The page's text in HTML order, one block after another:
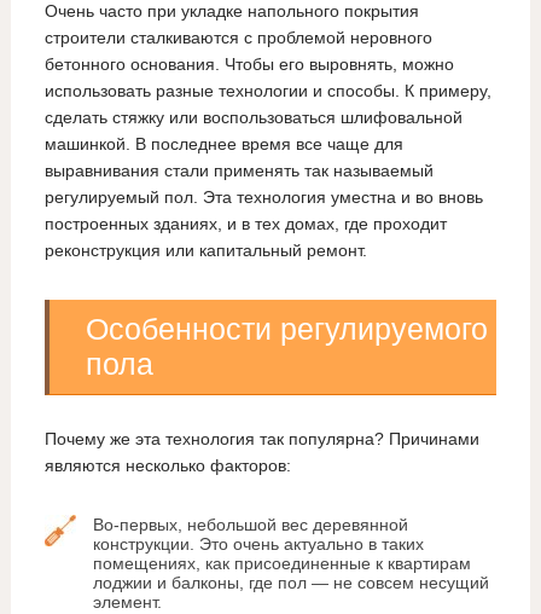
Очень часто при укладке напольного покрытия
строители сталкиваются с проблемой неровного
бетонного основания. Чтобы его выровнять, можно
использовать разные технологии и способы. К примеру,
сделать стяжку или воспользоваться шлифовальной
машинкой. В последнее время все чаще для
выравнивания стали применять так называемый
регулируемый пол. Эта технология уместна и во вновь
построенных зданиях, и в тех домах, где проходит
реконструкция или капитальный ремонт.
Особенности регулируемого
пола
Почему же эта технология так популярна? Причинами
являются несколько факторов:
Во-первых, небольшой вес деревянной
конструкции. Это очень актуально в таких
помещениях, как присоединенные к квартирам
лоджии и балконы, где пол — не совсем несущий
элемент.